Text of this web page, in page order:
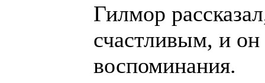
Гилмор
счастливым, и
воспоминания.